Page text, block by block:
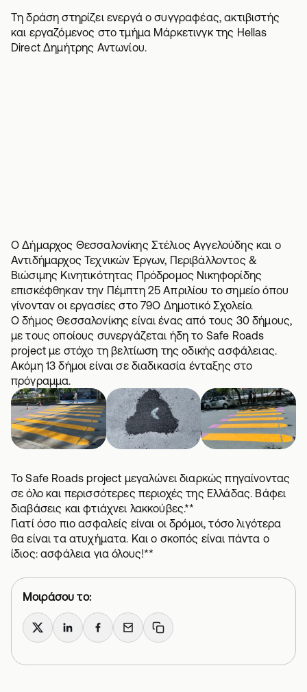
Τη δράση στηρίζει ενεργά ο συγγραφέας, ακτιβιστής
και εργαζόμενος στο τμήμα Μάρκετινγκ της Hellas
Direct Δημήτρης Αντωνίου.
Ο Δήμαρχος Θεσσαλονίκης Στέλιος Αγγελούδης και ο
Αντιδήμαρχος Τεχνικών Έργων, Περιβάλλοντος &
Βιώσιμης Κινητικότητας Πρόδρομος Νικηφορίδης
επισκέφθηκαν την Πέμπτη 25 Απριλίου το σημείο όπου
γίνονταν οι εργασίες στο 79Ο Δημοτικό Σχολείο.
Ο δήμος Θεσσαλονίκης είναι ένας από τους 30 δήμους,
με τους οποίους συνεργάζεται ήδη το Safe Roads
project με στόχο τη βελτίωση της οδικής ασφάλειας.
Ακόμη 13 δήμοι είναι σε διαδικασία ένταξης στο
πρόγραμμα.
Το Safe Roads project μεγαλώνει διαρκώς πηγαίνοντας
σε όλο και περισσότερες περιοχές της Ελλάδας. Βάφει
διαβάσεις και φτιάχνει λακκούβες.**
Γιατί όσο πιο ασφαλείς είναι οι δρόμοι, τόσο λιγότερα
θα είναι τα ατυχήματα. Και ο σκοπός είναι πάντα ο
ίδιος: ασφάλεια για όλους!**
Μοιράσου το:
X LinkedInFacebook
Email Copy link